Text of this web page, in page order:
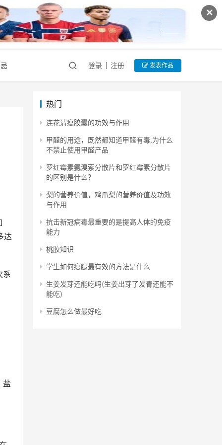
✕
登录 注册 发表作品
达
系
盐
热门
连花清瘟胶囊的功效与作用
甲醛的用途，既然都知道甲醛有毒,为什么
不禁止使用甲醛产品
罗红霉素氨溴索分散片和罗红霉素分散片
的区别是什么？
梨的营养价值，鸡爪梨的营养价值及功效
与作用
抗击新冠病毒最重要的是提高人体的免疫
能力
桃胶知识
学生如何瘦腿最有效的方法是什么
生姜发芽还能吃吗(生姜出芽了发青还能不
能吃)
豆腐怎么做最好吃